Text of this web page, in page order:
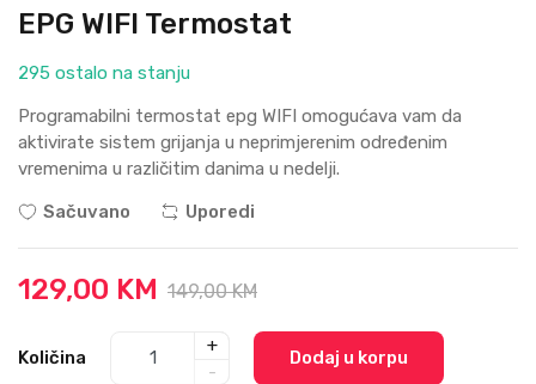
EPG WIFI Termostat
295 ostalo na stanju
Programabilni termostat epg WIFI omogućava vam da
aktivirate sistem grijanja u neprimjerenim određenim
vremenima u različitim danima u nedelji.
Sačuvano
Uporedi
129,00 KM 149,00 KM
Količina
+
-
Dodaj u korpu